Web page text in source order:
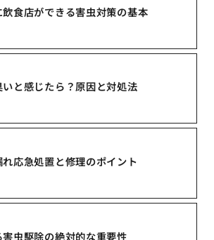
食店ができる害虫対策の基本
と感じたら？原因と対処法
応急処置と修理のポイント
虫駆除の絶対的な重要性